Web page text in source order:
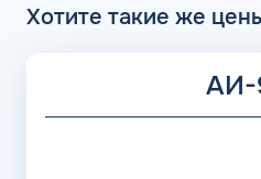
Хотите такие же
АИ-